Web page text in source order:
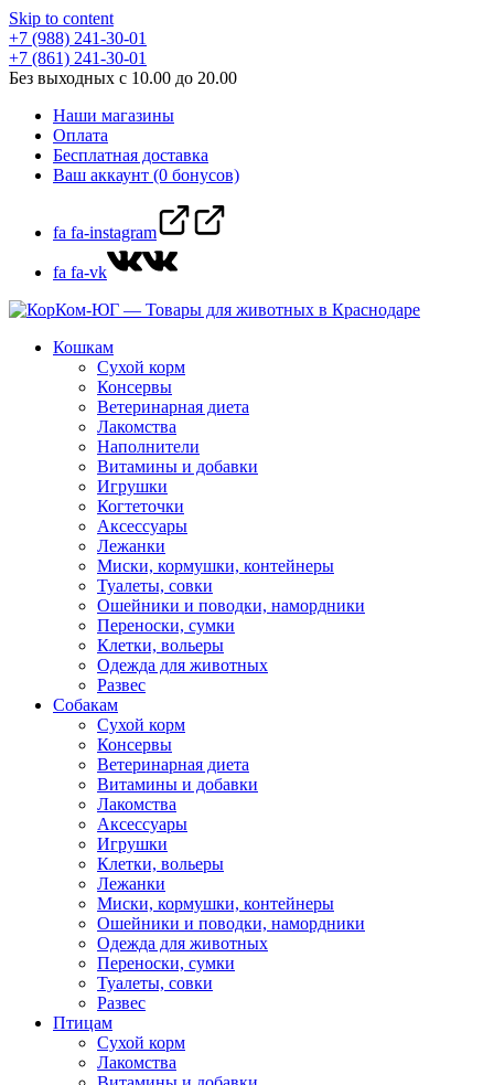
Skip to content
+7 (988) 241-30-01
+7 (861) 241-30-01
Без выходных с 10.00 до 20.00
Наши магазины
Оплата
Бесплатная доставка
Ваш аккаунт (0 бонусов)
fa fa-instagram
fa fa-vk
Кошкам
Сухой корм
Консервы
Ветеринарная диета
Лакомства
Наполнители
Витамины и добавки
Игрушки
Когтеточки
Аксессуары
Лежанки
Миски, кормушки, контейнеры
Туалеты, совки
Ошейники и поводки, намордники
Переноски, сумки
Клетки, вольеры
Одежда для животных
Развес
Собакам
Сухой корм
Консервы
Ветеринарная диета
Витамины и добавки
Лакомства
Аксессуары
Игрушки
Клетки, вольеры
Лежанки
Миски, кормушки, контейнеры
Ошейники и поводки, намордники
Одежда для животных
Переноски, сумки
Туалеты, совки
Развес
Птицам
Сухой корм
Лакомства